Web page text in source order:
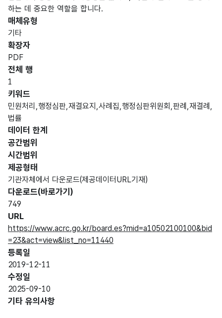
하는 데 중요한 역할을 합니다.
매체유형
기타
확장자
PDF
전체 행
1
키워드
민원처리,행정심판,재결요지,사례집,행정심판위원회,판례,재결례,
법률
데이터 한계
공간범위
시간범위
제공형태
기관자체에서 다운로드(제공데이터URL기재)
다운로드(바로가기)
749
URL
https://www.acrc.go.kr/board.es?mid=a10502100100&bid
=23&act=view&list_no=11440
등록일
2019-12-11
수정일
2025-09-10
기타 유의사항